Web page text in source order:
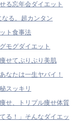
る忘年会ダイエット
る。超カンタン
ト食事法
モグダイエット
せてぷりぷり美肌
なたは一生ヤバイ！
スッキリ
せ、トリプル痩せ体質
る！」そんなダイエッ